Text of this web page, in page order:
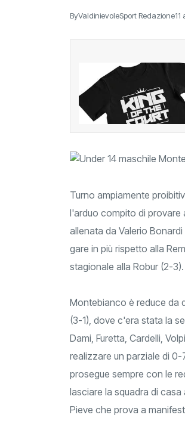
ByValdinievoleSport Redazione11
Turno ampiamente
l'arduo compito di provare
allenata da Valerio
gare in più rispetto alla
stagionale alla Robur (2-3).
Montebianco è reduce da
(3-1), dove c'era stata la
Dami, Furetta, Cardelli,
realizzare un parziale di
prosegue sempre con le
lasciare la squadra di casa
Pieve che prova a